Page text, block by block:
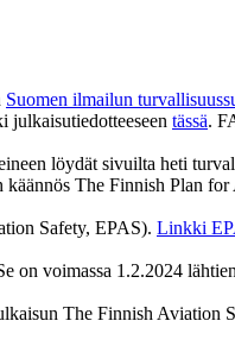
Suomen ilmailun
tässä.
löydät sivuilta heti
The Finnish Plan
Safety, EPAS). Linkki
on voimassa 1.2.2024
The Finnish Aviation